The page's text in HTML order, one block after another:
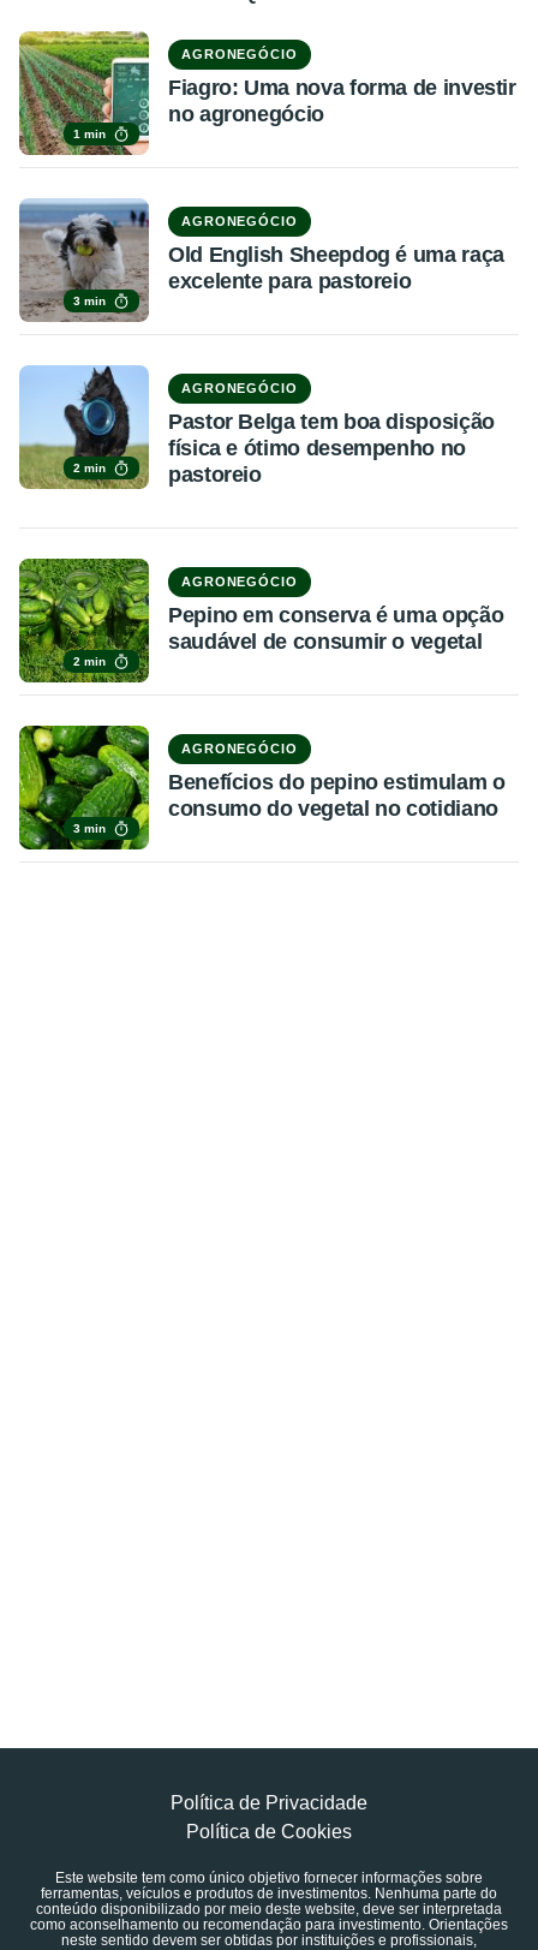
1 min
AGRONEGÓCIO
Fiagro: Uma nova forma de investir
no agronegócio
3 min
AGRONEGÓCIO
Old English Sheepdog é uma raça
excelente para pastoreio
2 min
AGRONEGÓCIO
Pastor Belga tem boa disposição
física e ótimo desempenho no
pastoreio
2 min
AGRONEGÓCIO
Pepino em conserva é uma opção
saudável de consumir o vegetal
3 min
AGRONEGÓCIO
Benefícios do pepino estimulam o
consumo do vegetal no cotidiano
Política de Privacidade
Política de Cookies
Este website tem como único objetivo fornecer informações sobre
ferramentas, veículos e produtos de investimentos. Nenhuma parte do
conteúdo disponibilizado por meio deste website, deve ser interpretada
como aconselhamento ou recomendação para investimento. Orientações
neste sentido devem ser obtidas por instituições e profissionais,